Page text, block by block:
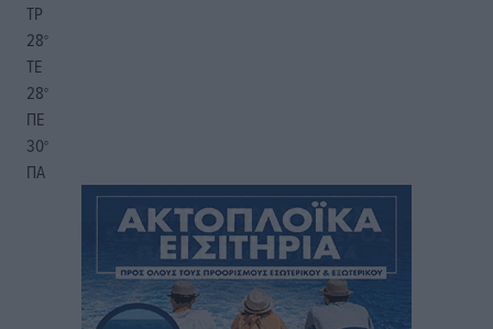
ΤΡ
28°
ΤΕ
28°
ΠΕ
30°
ΠΑ